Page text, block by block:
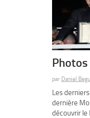
par Daniel
Les
dernière
découvrir le